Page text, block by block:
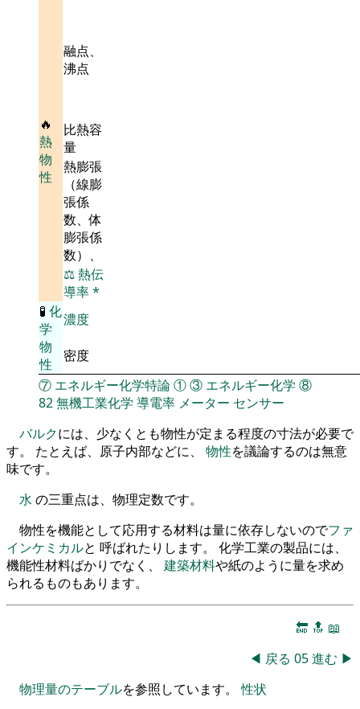
🔥
熱
物
性
融点、
沸点
比熱容
量
熱膨張
（線膨
張係
数、体
膨張係
数）、
⚖️熱伝
導率*
🧪 化
学
物
性
濃度
密度
⑦ エネルギー化学特論①③ エネルギー化学 ⑧
82無機工業化学 導電率 メーター センサー
バルクには、少なくとも物性が定まる程度の寸法が必要で
す。 たとえば、原子内部などに、 物性を議論するのは無意
味です。
水 の三重点は、物理定数です。
物性を機能として応用する材料は量に依存しないのでファ
インケミカルと 呼ばれたりします。 化学工業の製品には、
機能性材料ばかりでなく、 建築材料や紙のように量を求め
られるものもあります。
🔚 🔝 📖
◀ 戻る 05進む ▶
物理量のテーブルを参照しています。性状